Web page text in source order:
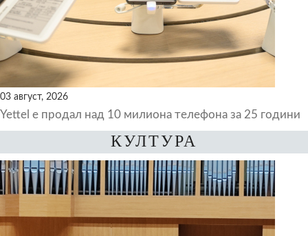
03 август, 2026
Yettel е продал над 10 милиона телефона за 25 години
КУЛТУРА